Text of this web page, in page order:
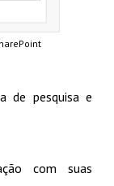
de pesquisa e
com suas